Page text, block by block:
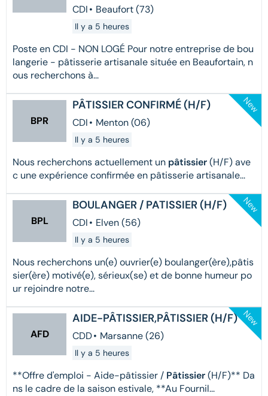
CDI• Beaufort (73)
Il y a 5 heures
Poste en CDI - NON LOGÉ Pour notre entreprise de bou
langerie - pâtisserie artisanale située en Beaufortain, n
ous recherchons à...
BPR
PÂTISSIER CONFIRMÉ (H/F)
CDI• Menton (06)
Il y a 5 heures
Nous recherchons actuellement un pâtissier(H/F) ave
c une expérience confirmée en pâtisserie artisanale...
New
BPL
BOULANGER / PATISSIER (H/F)
CDI• Elven (56)
Il y a 5 heures
Nous recherchons un(e) ouvrier(e) boulanger(ère),pâtis
sier(ère) motivé(e), sérieux(se) et de bonne humeur po
ur rejoindre notre...
New
AFD
AIDE-PÂTISSIER,PÂTISSIER (H/F)
CDD• Marsanne (26)
Il y a 5 heures
**Offre d'emploi - Aide-pâtissier / Pâtissier(H/F)** Da
ns le cadre de la saison estivale, **Au Fournil...
New